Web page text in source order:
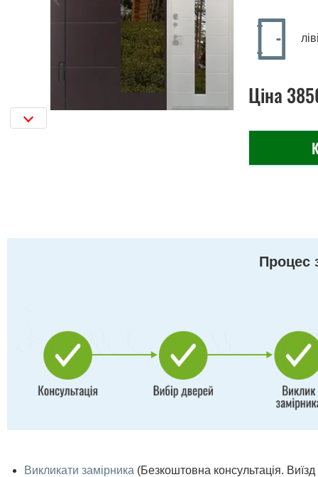
Ціна
Процес
Викликати замірника (Безкоштовна консультація.